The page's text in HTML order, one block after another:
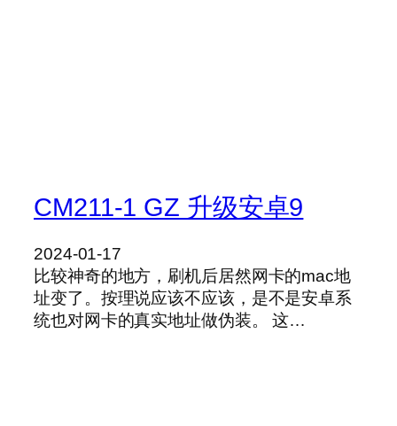
CM211-1 GZ 升级安卓9
2024-01-17
比较神奇的地方，刷机后居然网卡的mac地
址变了。按理说应该不应该，是不是安卓系
统也对网卡的真实地址做伪装。 这…